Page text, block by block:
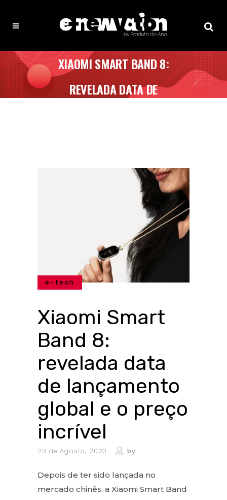
XIAOMI SMART BAND 8:
REVELADA DATA DE
e-tech
Xiaomi Smart
Band 8:
revelada data
de lançamento
global e o preço
incrível
20 de Agosto, 2023 by
Depois de ter sido lançada no
mercado chinês, a Xiaomi Smart Band